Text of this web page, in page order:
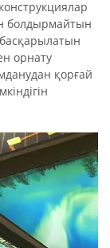
болдырмайтын
орнату
қорғай